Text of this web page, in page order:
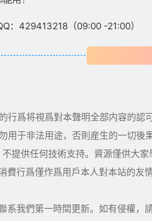
：429413218（09:00 -21:00）
爲将視爲對本聲明全部内容的認可
于非法用途，否則産生的一切後果
提供任何技術支持。資源僅供大家
費行爲僅作爲用戶本人對本站的
我們第一時間更新。如有侵權，